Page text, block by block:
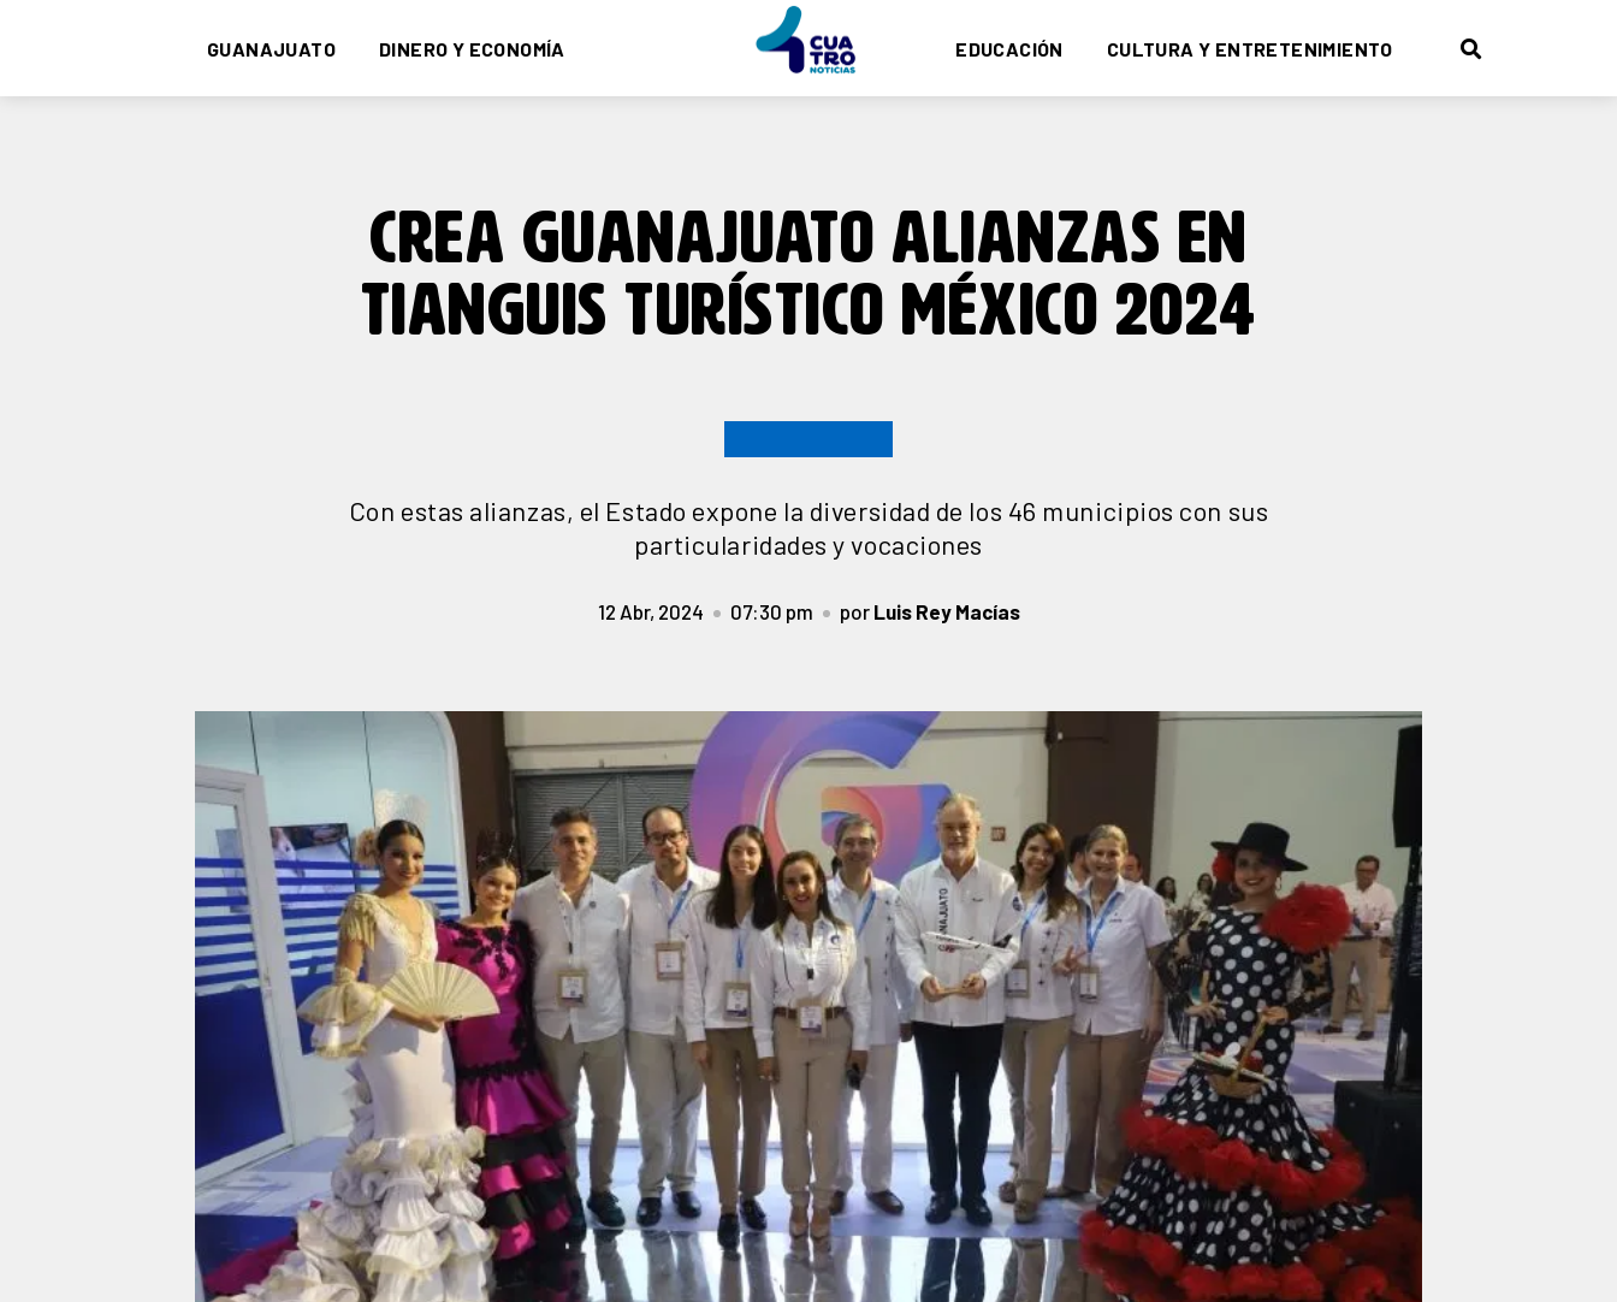
GUANAJUATO DINERO Y ECONOMÍA EDUCACIÓN CULTURA Y ENTRETENIMIENTO
CREA GUANAJUATO ALIANZAS EN
TIANGUIS TURÍSTICO MÉXICO 2024
Con estas alianzas, el Estado expone la diversidad de los 46 municipios con sus
particularidades y vocaciones
12 Abr, 2024 07:30 pm por Luis Rey Macías